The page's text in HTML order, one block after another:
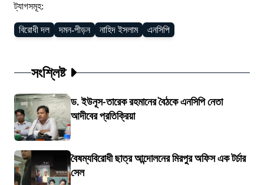
ট্যাগসমূহ:
বিরোধী দল দমন-পীড়ন নাহিদ ইসলাম এনসিপি
সংশ্লিষ্ট
ড. ইউনূস-তারেক রহমানের বৈঠকে এনসিপি নেতা
আদীবের প্রতিক্রিয়া
বৈষম্যবিরোধী ছাত্র আন্দোলনের মিরপুর অফিস এক টর্চার
সেল